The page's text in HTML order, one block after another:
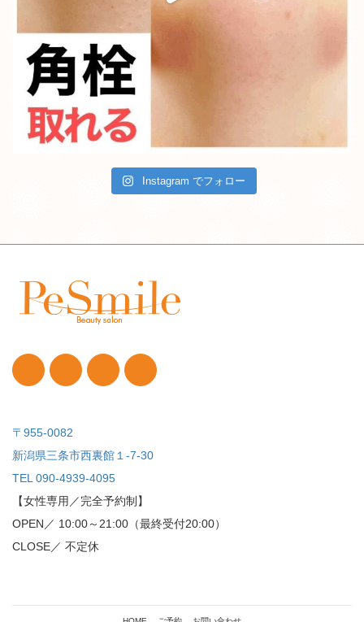
Instagram でフォロー
〒955-0082
新潟県三条市西裏館１-7-30
TEL 090-4939-4095
【女性専用／完全予約制】
OPEN／ 10:00～21:00（最終受付20:00）
CLOSE／ 不定休